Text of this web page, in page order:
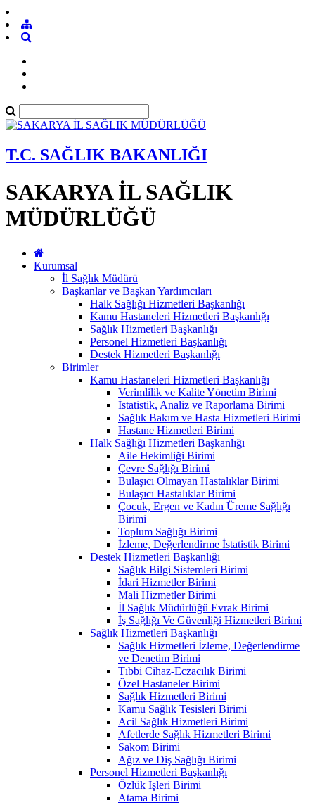
T.C. SAĞLIK BAKANLIĞI
SAKARYA İL SAĞLIK
MÜDÜRLÜĞÜ
Kurumsal
İl Sağlık Müdürü
Başkanlar ve Başkan Yardımcıları
Halk Sağlığı Hizmetleri Başkanlığı
Kamu Hastaneleri Hizmetleri Başkanlığı
Sağlık Hizmetleri Başkanlığı
Personel Hizmetleri Başkanlığı
Destek Hizmetleri Başkanlığı
Birimler
Kamu Hastaneleri Hizmetleri Başkanlığı
Verimlilik ve Kalite Yönetim Birimi
İstatistik, Analiz ve Raporlama Birimi
Sağlık Bakım ve Hasta Hizmetleri Birimi
Hastane Hizmetleri Birimi
Halk Sağlığı Hizmetleri Başkanlığı
Aile Hekimliği Birimi
Çevre Sağlığı Birimi
Bulaşıcı Olmayan Hastalıklar Birimi
Bulaşıcı Hastalıklar Birimi
Çocuk, Ergen ve Kadın Üreme Sağlığı
Birimi
Toplum Sağlığı Birimi
İzleme, Değerlendirme İstatistik Birimi
Destek Hizmetleri Başkanlığı
Sağlık Bilgi Sistemleri Birimi
İdari Hizmetler Birimi
Mali Hizmetler Birimi
İl Sağlık Müdürlüğü Evrak Birimi
İş Sağlığı Ve Güvenliği Hizmetleri Birimi
Sağlık Hizmetleri Başkanlığı
Sağlık Hizmetleri İzleme, Değerlendirme
ve Denetim Birimi
Tıbbi Cihaz-Eczacılık Birimi
Özel Hastaneler Birimi
Sağlık Hizmetleri Birimi
Kamu Sağlık Tesisleri Birimi
Acil Sağlık Hizmetleri Birimi
Afetlerde Sağlık Hizmetleri Birimi
Sakom Birimi
Ağız ve Diş Sağlığı Birimi
Personel Hizmetleri Başkanlığı
Özlük İşleri Birimi
Atama Birimi